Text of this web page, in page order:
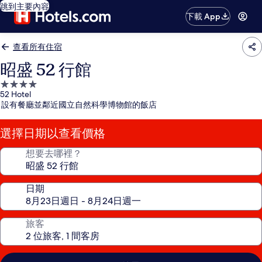
跳到主要內容
下載 App
查看所有住宿
昭盛 52 行館
4.0
星
級
住
宿
52 Hotel
設有餐廳並鄰近國立自然科學博物館的飯店
選擇日期以查看價格
想要去哪裡？
日期
旅客